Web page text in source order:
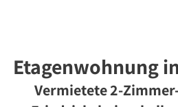
Investment
Etagenwohnung
Vermietete 2-